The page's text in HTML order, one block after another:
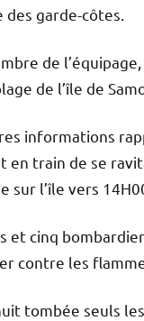
garde-côtes.
de
de l’île de
informations
en train de se
sur l’île vers
et cinq
contre les
tombée seuls